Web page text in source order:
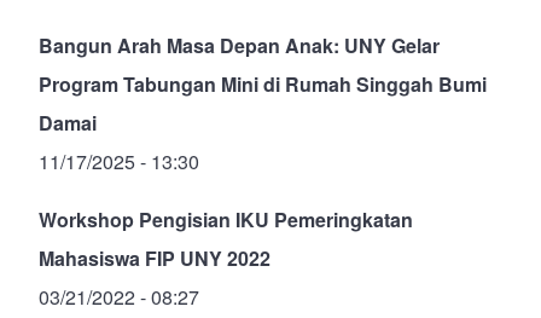
Bangun Arah Masa Depan Anak: UNY Gelar
Program Tabungan Mini di Rumah Singgah Bumi
Damai
11/17/2025 - 13:30
Workshop Pengisian IKU Pemeringkatan
Mahasiswa FIP UNY 2022
03/21/2022 - 08:27